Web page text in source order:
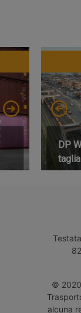
DP
© 2020
alcuna